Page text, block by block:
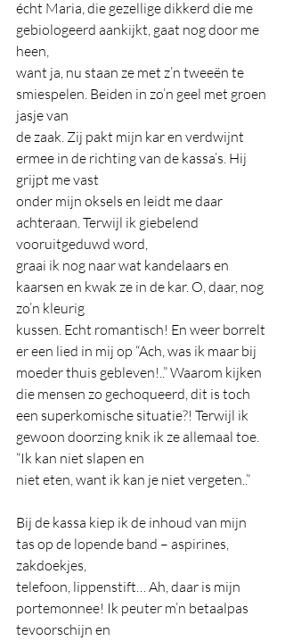
écht Maria, die gezellige dikkerd die me
gebiologeerd aankijkt, gaat nog door me
heen,
want ja, nu staan ze met z’n tweeën te
smiespelen. Beiden in zo’n geel met groen
jasje van
de zaak. Zij pakt mijn kar en verdwijnt
ermee in de richting van de kassa’s. Hij
grijpt me vast
onder mijn oksels en leidt me daar
achteraan. Terwijl ik giebelend
vooruitgeduwd word,
graai ik nog naar wat kandelaars en
kaarsen en kwak ze in de kar. O, daar, nog
zo’n kleurig
kussen. Echt romantisch! En weer borrelt
er een lied in mij op “Ach, was ik maar bij
moeder thuis gebleven!..” Waarom kijken
die mensen zo gechoqueerd, dit is toch
een superkomische situatie?! Terwijl ik
gewoon doorzing knik ik ze allemaal toe.
“Ik kan niet slapen en
niet eten, want ik kan je niet vergeten..”
Bij de kassa kiep ik de inhoud van mijn
tas op de lopende band – aspirines,
zakdoekjes,
telefoon, lippenstift… Ah, daar is mijn
portemonnee! Ik peuter m’n betaalpas
tevoorschijn en